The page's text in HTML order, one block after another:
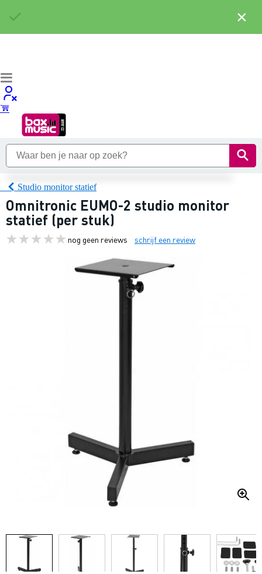
Studio monitor statief
Omnitronic EUMO-2 studio monitor
statief (per stuk)
nog geen reviews schrijf een review
×